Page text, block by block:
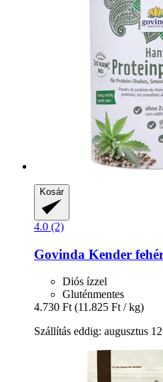
Kosár
4.0 (2)
Govinda Kender
Diós ízzel
Gluténmentes
4.730 Ft (11.825 Ft / kg)
Szállítás eddig: augusztus